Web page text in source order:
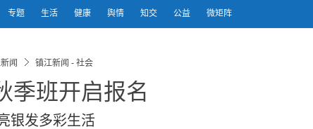
专题 生活 健康 舆情 知交 公益 微矩阵
闻 镇江新闻 - 社会
季班开启报名
银发多彩生活